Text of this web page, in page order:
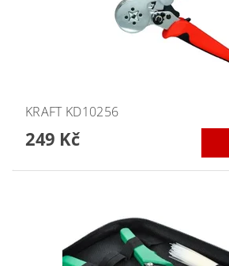
KRAFT KD10256
249 Kč